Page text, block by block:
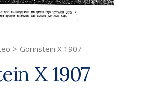
> Gorinstein X 1907
X 1907